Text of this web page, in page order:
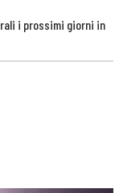
i prossimi giorni in